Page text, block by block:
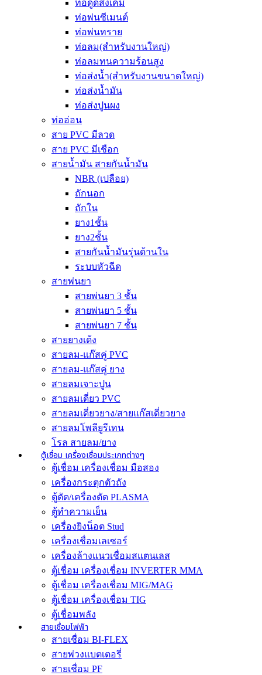
ท่อดูดส่งเคมี
ท่อพ่นซีเมนต์
ท่อพ่นทราย
ท่อลม(สำหรับงานใหญ่)
ท่อลมทนความร้อนสูง
ท่อส่งน้ำ(สำหรับงานขนาดใหญ่)
ท่อส่งน้ำมัน
ท่อส่งปูนผง
ท่ออ่อน
สาย PVC มีลวด
สาย PVC มีเชือก
สายน้ำมัน สายกันน้ำมัน
NBR (เปลือย)
ถักนอก
ถักใน
ยาง1ชั้น
ยาง2ชั้น
สายกันน้ำมันรุ่นด้านใน
ระบบหัวฉีด
สายพ่นยา
สายพ่นยา 3 ชั้น
สายพ่นยา 5 ชั้น
สายพ่นยา 7 ชั้น
สายยางเด้ง
สายลม-แก๊สคู่ PVC
สายลม-แก๊สคู่ ยาง
สายลมเจาะปูน
สายลมเดี่ยว PVC
สายลมเดี่ยวยาง/สายแก๊สเดี่ยวยาง
สายลมโพลียูรีเทน
โรล สายลม/ยาง
ตู้เชื่อม เครื่องเชื่อมประเภทต่างๆ
ตู้เชื่อม เครื่องเชื่อม มือสอง
เครื่องกระตุกตัวถัง
ตู้ตัด/เครื่องตัด PLASMA
ตู้ทำความเย็น
เครื่องยิงน็อต Stud
เครื่องเชื่อมเลเซอร์
เครื่องล้างแนวเชื่อมสแตนเลส
ตู้เชื่อม เครื่องเชื่อม INVERTER MMA
ตู้เชื่อม เครื่องเชื่อม MIG/MAG
ตู้เชื่อม เครื่องเชื่อม TIG
ตู้เชื่อมพลัง
สายเชื่อมไฟฟ้า
สายเชื่อม BI-FLEX
สายพ่วงแบตเตอรี่
สายเชื่อม PF